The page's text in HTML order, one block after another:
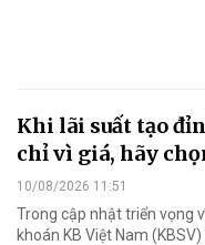
Khi lãi suất tạo
chỉ vì giá, hãy
10/08/2026 11:51
Trong cập nhật triển vọng
khoán KB Việt Nam